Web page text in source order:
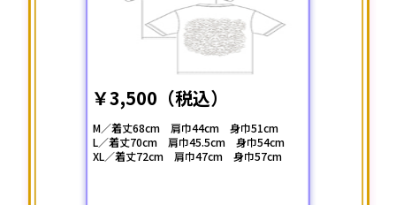
￥3,500（税込）
M／着丈68cm 肩巾44cm 身巾51cm
L／着丈70cm 肩巾45.5cm 身巾54cm
XL／着丈72cm 肩巾47cm 身巾57cm